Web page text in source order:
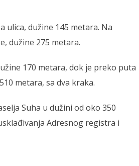
ulica, dužine 145 metara. Na
dužine 275 metara.
170 metara, dok je preko puta
metara, sa dva kraka.
Suha u dužini od oko 350
Adresnog registra i